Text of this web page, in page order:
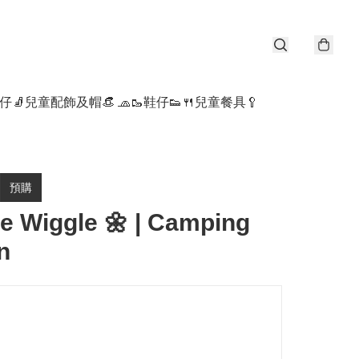
🧦 兒童配飾及帽👒 🧢🥾鞋仔👟 🍴兒童餐具🥄
預購
Wiggle 🌼 | Camping